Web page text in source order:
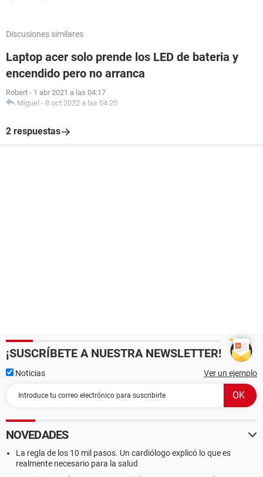
Discusiones similares
Laptop acer solo prende los LED de bateria y
encendido pero no arranca
Robert - 1 abr 2021 a las 04:17
Miguel - 8 oct 2022 a las 04:20
2 respuestas
¡SUSCRÍBETE A NUESTRA NEWSLETTER!
Noticias Ver un ejemplo
NOVEDADES
La regla de los 10 mil pasos. Un cardiólogo explicó lo que es
realmente necesario para la salud